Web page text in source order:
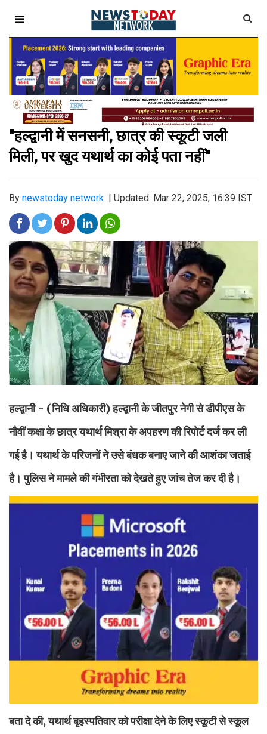
"हल्द्वानी में सनसनी, छात्र की स्कूटी जली
मिली, पर खुद यथार्थ का कोई पता नहीं"
By newstoday network Updated: Mar 22, 2025, 16:39 IST
हल्द्वानी - (निधि अधिकारी)हल्द्वानी के जीतपुर नेगी से डीपीएस के
नौवीं कक्षा के छात्र यथार्थ मिश्रा के अपहरण की रिपोर्ट दर्ज कर ली
गई है। यथार्थ के परिजनों ने उसे बंधक बनाए जाने की आशंका जताई
है। पुलिस ने मामले की गंभीरता को देखते हुए जांच तेज कर दी है।
बता दे की, यथार्थ बृहस्पतिवार को परीक्षा देने के लिए स्कूटी से स्कूल